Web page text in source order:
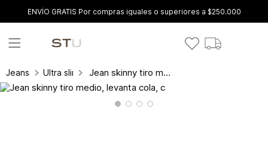
ENVÍO GRATIS Por compras iguales o superiores a $250.000
Jeans Ultra slim fit Jean skinny tiro medio, levanta cola, c